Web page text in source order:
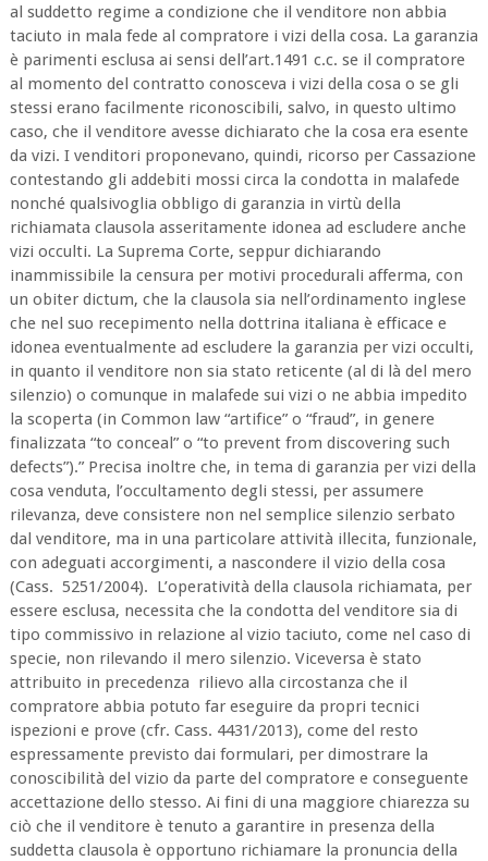
al suddetto regime a condizione che il venditore non abbia
taciuto in mala fede al compratore i vizi della cosa. La garanzia
è parimenti esclusa ai sensi dell’art.1491 c.c. se il compratore
al momento del contratto conosceva i vizi della cosa o se gli
stessi erano facilmente riconoscibili, salvo, in questo ultimo
caso, che il venditore avesse dichiarato che la cosa era esente
da vizi. I venditori proponevano, quindi, ricorso per Cassazione
contestando gli addebiti mossi circa la condotta in malafede
nonché qualsivoglia obbligo di garanzia in virtù della
richiamata clausola asseritamente idonea ad escludere anche
vizi occulti. La Suprema Corte, seppur dichiarando
inammissibile la censura per motivi procedurali afferma, con
un obiter dictum, che la clausola sia nell’ordinamento inglese
che nel suo recepimento nella dottrina italiana è efficace e
idonea eventualmente ad escludere la garanzia per vizi occulti,
in quanto il venditore non sia stato reticente (al di là del mero
silenzio) o comunque in malafede sui vizi o ne abbia impedito
la scoperta (in Common law “artifice” o “fraud”, in genere
finalizzata “to conceal” o “to prevent from discovering such
defects”).” Precisa inoltre che, in tema di garanzia per vizi della
cosa venduta, l’occultamento degli stessi, per assumere
rilevanza, deve consistere non nel semplice silenzio serbato
dal venditore, ma in una particolare attività illecita, funzionale,
con adeguati accorgimenti, a nascondere il vizio della cosa
(Cass. 5251/2004). L’operatività della clausola richiamata, per
essere esclusa, necessita che la condotta del venditore sia di
tipo commissivo in relazione al vizio taciuto, come nel caso di
specie, non rilevando il mero silenzio. Viceversa è stato
attribuito in precedenza rilievo alla circostanza che il
compratore abbia potuto far eseguire da propri tecnici
ispezioni e prove (cfr. Cass. 4431/2013), come del resto
espressamente previsto dai formulari, per dimostrare la
conoscibilità del vizio da parte del compratore e conseguente
accettazione dello stesso. Ai fini di una maggiore chiarezza su
ciò che il venditore è tenuto a garantire in presenza della
suddetta clausola è opportuno richiamare la pronuncia della